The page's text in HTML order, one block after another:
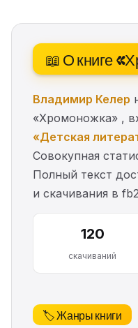
📖 О книге
Владимир Келер
«Хромоножка» ,
«Детская
Совокупная
Полный текст
и скачивания в
120
скачиваний
🏷️ Жанры книги